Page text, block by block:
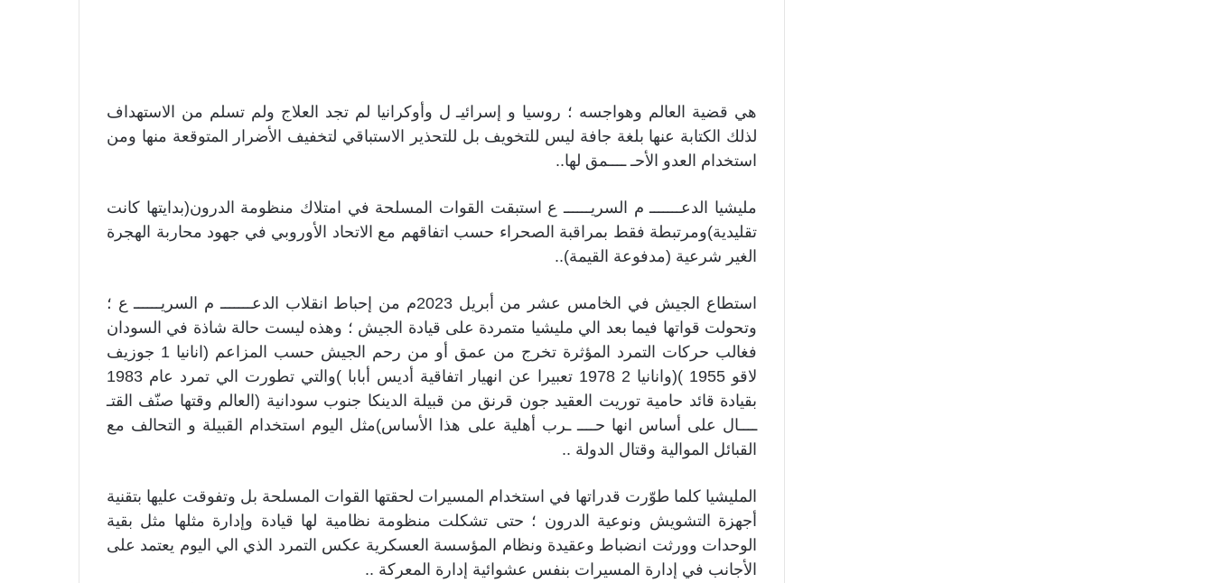
هي قضية العالم وهواجسه ؛ روسيا و إسرائيـ ل وأوكرانيا لم تجد العلاج ولم تسلم من الاستهداف
لذلك الكتابة عنها بلغة جافة ليس للتخويف بل للتحذير الاستباقي لتخفيف الأضرار المتوقعة منها ومن
استخدام العدو الأحـ ــــمق لها..
مليشيا الدعـــــــ م السريــــــ ع استبقت القوات المسلحة في امتلاك منظومة الدرون(بدايتها كانت
تقليدية)ومرتبطة فقط بمراقبة الصحراء حسب اتفاقهم مع الاتحاد الأوروبي في جهود محاربة الهجرة
الغير شرعية (مدفوعة القيمة)..
استطاع الجيش في الخامس عشر من أبريل 2023م من إحباط انقلاب الدعـــــــ م السريــــــ ع ؛
وتحولت قواتها فيما بعد الي مليشيا متمردة على قيادة الجيش ؛ وهذه ليست حالة شاذة في السودان
فغالب حركات التمرد المؤثرة تخرج من عمق أو من رحم الجيش حسب المزاعم (انانيا 1 جوزيف
لاقو 1955 )(وانانيا 2 1978 تعبيرا عن انهيار اتفاقية أديس أبابا )والتي تطورت الي تمرد عام 1983
بقيادة قائد حامية توريت العقيد جون قرنق من قبيلة الدينكا جنوب سودانية (العالم وقتها صنّف القتـ
ــــال على أساس انها حــــ ـرب أهلية على هذا الأساس)مثل اليوم استخدام القبيلة و التحالف مع
القبائل الموالية وقتال الدولة ..
المليشيا كلما طوّرت قدراتها في استخدام المسيرات لحقتها القوات المسلحة بل وتفوقت عليها بتقنية
أجهزة التشويش ونوعية الدرون ؛ حتى تشكلت منظومة نظامية لها قيادة وإدارة مثلها مثل بقية
الوحدات وورثت انضباط وعقيدة ونظام المؤسسة العسكرية عكس التمرد الذي الي اليوم يعتمد على
الأجانب في إدارة المسيرات بنفس عشوائية إدارة المعركة ..